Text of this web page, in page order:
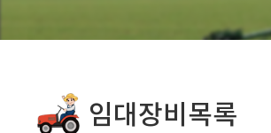
임대장비목록